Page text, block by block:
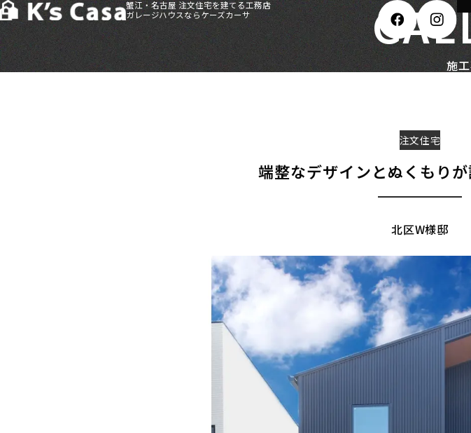
蟹江・名古屋 注文住宅を建てる工務店
ガレージハウスならケーズカーサ
施
HOME > 施工事例 端整なデザインとぬくもりが調和する住まい
注文住宅
端整なデザインとぬくもり
北区W様邸